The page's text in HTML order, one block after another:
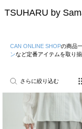
TSUHARU by
CAN ONLINE SHOPの商品
ンなど定番アイテムを取り揃
さらに絞り込む